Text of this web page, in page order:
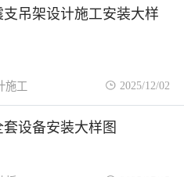
支吊架设计施工安装大样
施工 2025/12/02
设备安装大样图